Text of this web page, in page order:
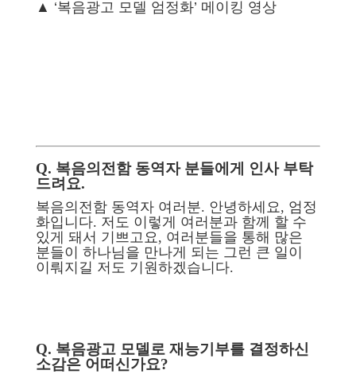
▲ ‘복음광고 모델 엄정화’ 메이킹 영상
Q. 복음의전함 동역자 분들에게 인사 부탁
드려요.
복음의전함 동역자 여러분. 안녕하세요, 엄정
화입니다. 저도 이렇게 여러분과 함께 할 수
있게 돼서 기쁘고요, 여러분들을 통해 많은
분들이 하나님을 만나게 되는 그런 큰 일이
이뤄지길 저도 기원하겠습니다.
Q. 복음광고 모델로 재능기부를 결정하신
소감은 어떠신가요?